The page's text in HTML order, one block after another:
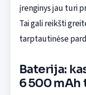
įrenginys jau turi
Tai gali reikšti
tarptautinėse
Baterija:
6 500